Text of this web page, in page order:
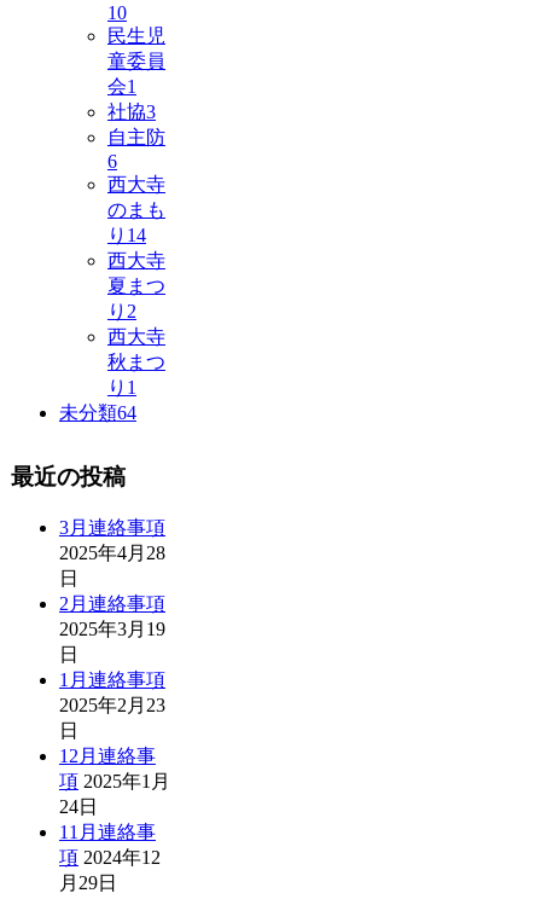
10
民生児
童委員
会1
社協3
自主防
6
西大寺
のまも
り 14
西大寺
夏まつ
り 2
西大寺
秋まつ
り 1
未分類64
最近の投稿
3月連絡事項
2025年4月28
日
2月連絡事項
2025年3月19
日
1月連絡事項
2025年2月23
日
12月連絡事
項 2025年1月
24日
11月連絡事
項 2024年12
月29日